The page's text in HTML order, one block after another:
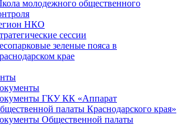
молодежного общественного
НКО
сессии
зеленые пояса в
крае
ГКУ КК «Аппарат
палаты Краснодарского края»
Общественной палаты